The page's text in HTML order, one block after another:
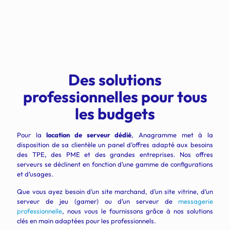
Des solutions
professionnelles pour tous
les budgets
Pour lalocation de serveur dédié, Anagramme met à la
disposition de sa clientèle un panel d’offres adapté aux besoins
des TPE, des PME et des grandes entreprises. Nos offres
serveurs se déclinent en fonction d’une gamme de configurations
et d’usages.
Que vous ayez besoin d’un site marchand, d’un site vitrine, d’un
serveur de jeu (gamer) ou d’un serveur de
messagerie
professionnelle, nous vous le fournissons grâce à nos solutions
clés en main adaptées pour les professionnels.